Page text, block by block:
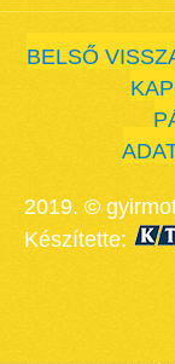
BELSŐ
2019. ©
Készítette: